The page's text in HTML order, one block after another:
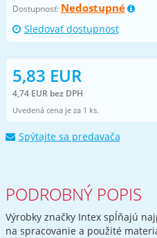
Dostupnosť: Nedostupné
Sledovať dostupnost
5,83 EUR
4,74 EUR bez DPH
Uvedená cena je za 1 ks.
Spýtajte sa predavača
PODROBNÝ POPIS
Výrobky značky Intex spĺňajú
na spracovanie a použité